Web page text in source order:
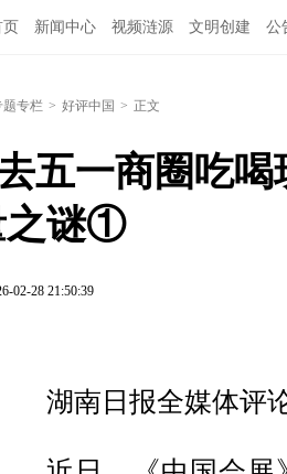
新闻中心 视频涟源 文明创建 公
题专栏 > 好评中国 > 正文
五一商圈吃
之谜①
02-28 21:50:39
湖南日报全媒体评